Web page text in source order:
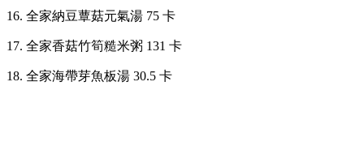
16. 全家納豆蕈菇元氣湯 75 卡
17. 全家香菇竹筍糙米粥 131 卡
18. 全家海帶芽魚板湯 30.5 卡